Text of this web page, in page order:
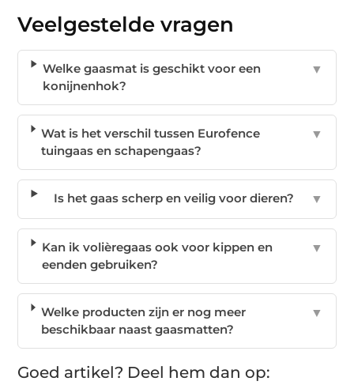
Veelgestelde vragen
Welke gaasmat is geschikt voor een
konijnenhok?
▼
Wat is het verschil tussen Eurofence
tuingaas en schapengaas?
▼
Is het gaas scherp en veilig voor dieren? ▼
Kan ik volièregaas ook voor kippen en
eenden gebruiken?
▼
Welke producten zijn er nog meer
beschikbaar naast gaasmatten?
▼
Goed artikel? Deel hem dan op: